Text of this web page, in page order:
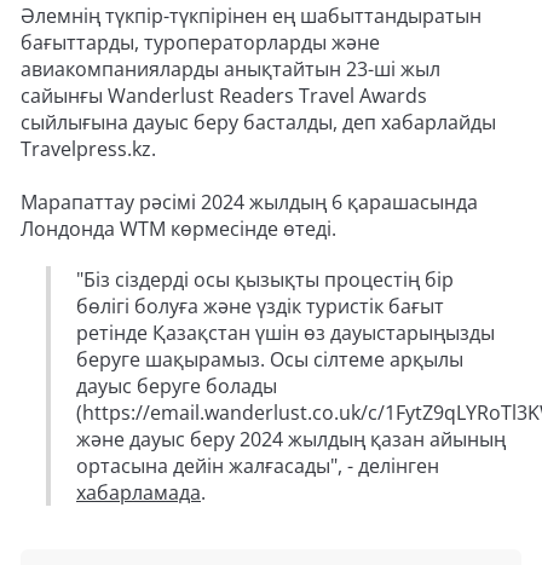
Әлемнің түкпір-түкпірінен ең шабыттандыратын
бағыттарды, туроператорларды және
авиакомпанияларды анықтайтын 23-ші жыл
сайынғы Wanderlust Readers Travel Awards
сыйлығына дауыс беру басталды, деп хабарлайды
Travelpress.kz.
Марапаттау рәсімі 2024 жылдың 6 қарашасында
Лондонда WTM көрмесінде өтеді.
"Біз сіздерді осы қызықты процестің бір
бөлігі болуға және үздік туристік бағыт
ретінде Қазақстан үшін өз дауыстарыңызды
беруге шақырамыз. Осы сілтеме арқылы
дауыс беруге болады
(https://email.wanderlust.co.uk/c/
және дауыс беру 2024 жылдың қазан айының
ортасына дейін жалғасады", - делінген
хабарламада.